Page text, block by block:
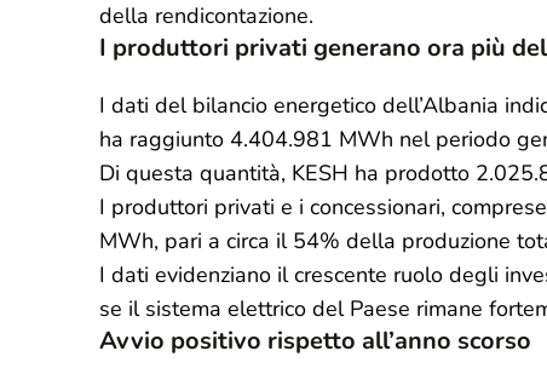
della rendicontazione.
I produttori privati generano ora più
I dati del bilancio energetico dell’Albania
ha raggiunto 4.404.981 MWh nel periodo
Di questa quantità, KESH ha prodotto
I produttori privati e i concessionari,
MWh, pari a circa il 54% della produzione
I dati evidenziano il crescente ruolo degli
se il sistema elettrico del Paese rimane
Avvio positivo rispetto all’anno scorso